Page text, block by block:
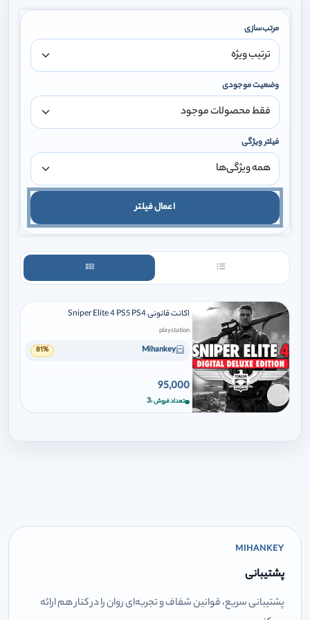
مرتب‌سازی
وضعیت موجودی
فیلتر ویژگی
اعمال فیلتر
برای افزودن وارد شوید
اکانت قانونی Sniper Elite 4 PS5 PS4
playstation
Mihankey
81%
95,000
تعداد فروش 3
MIHANKEY
پشتیبانی
پشتیبانی سریع، قوانین شفاف و تجربه‌ای روان را در کنار هم ارائه